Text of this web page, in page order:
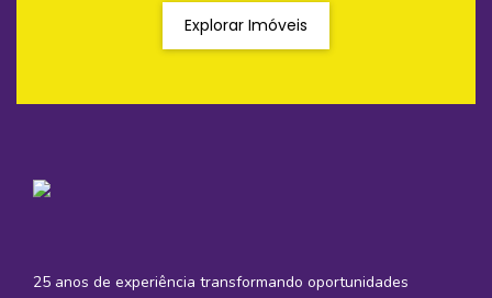
Explorar Imóveis
25 anos de experiência transformando oportunidades